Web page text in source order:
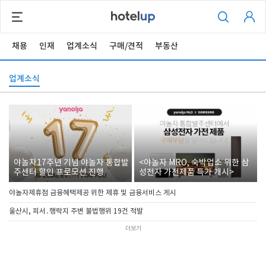
채용 인재 업계소식 구매/견적 부동산
업계소식
야놀자17주년 기념 야놀자 통합발
주센터 할인 프로모션 진행
<야놀자 MRO, 숙박업소 위한 삼
성전자 가전제품 특가 개시>
야놀자제휴점 금융혜택제공 위한 제휴 및 금융서비스 게시
울산시, 피서․행락지 주변 불법행위 19건 적발
더보기